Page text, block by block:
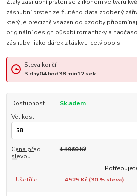
Zlatý zásnubní prsten se zirkonem ve tvaru
zásnubní prsten ze žlutého zlata zdobený
který je precizně vsazen do ozdoby
originální design působí romanticky a
zásnuby i jako dárek z lásky.... celý popis
Sleva končí:
3 dny04hod38min11sek
Dostupnost
Skladem
Velikost
Cena před
slevou
14 960 Kč
Ušetříte
4 525 Kč (30% sleva)